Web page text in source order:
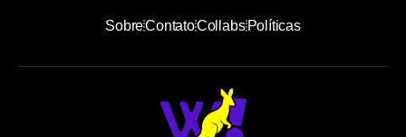
SobreContatoCollabsPolíticas